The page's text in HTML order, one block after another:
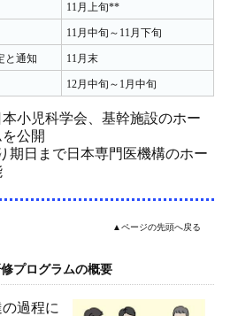
11月上旬**
11月中旬～11月下旬
と通知 11月末
12月中旬～1月中旬
本小児科学会、基幹施設のホー
公開
期日まで日本専門医機構のホー
▲ページの先頭へ戻る
プログラムの概要
過程に